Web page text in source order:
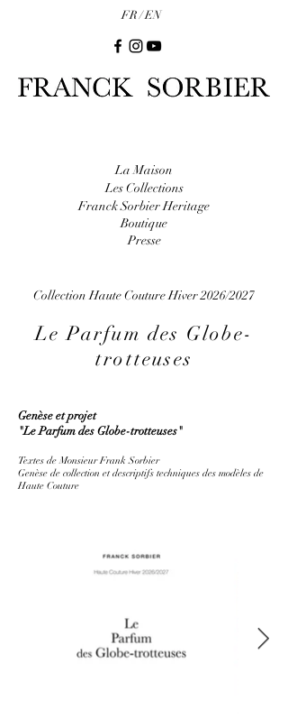
FR /EN
La Maison
Les Collections
Franck Sorbier Heritage
Boutique
Presse
Collection Haute Couture Hiver 2026/2027
Le Parfum des Globe-
trotteuses
Genèse et projet
"Le Parfum des Globe-trotteuses"
Textes de MonsieurFrank Sorbier
Genèse de collection et descriptifs techniques des modèles de
Haute Couture